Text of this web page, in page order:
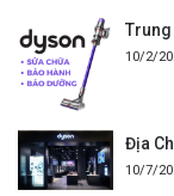
Trung
10/2/
Địa
10/7/